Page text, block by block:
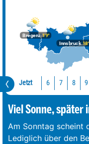
Bregenz19°
Innsbruck
Jetzt 6 7 8 9
Viel Sonne, später
Am Sonntag scheint
Lediglich über den